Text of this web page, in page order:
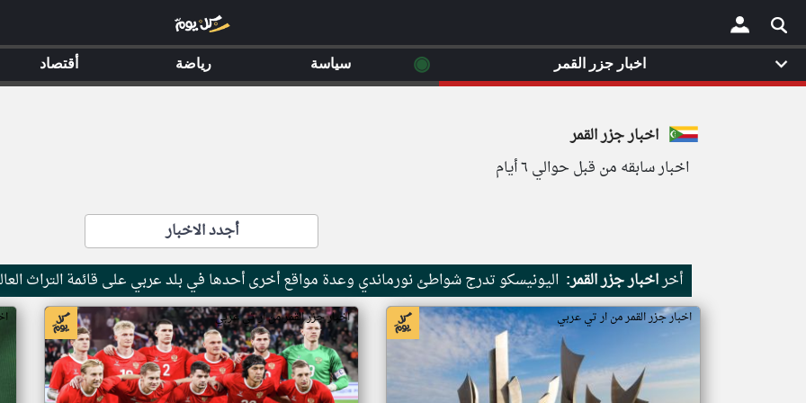
×
اخبار جزر القمر
اخبار سابقه من قبل حوالي ٦ أيام
أجدد الاخبار
أخراخبار جزر القمر: اليونيسكو تدرج شواطئ نورماندي وعدة مواقع أخرى أحدها في بلد عربي على قائمة التراث
اخبار جزر القمر من ار تي عربي اخبار جزر القمر من ار تي عربي
اخبار جزر القمر ◉ سياسة رياضة أقتصاد